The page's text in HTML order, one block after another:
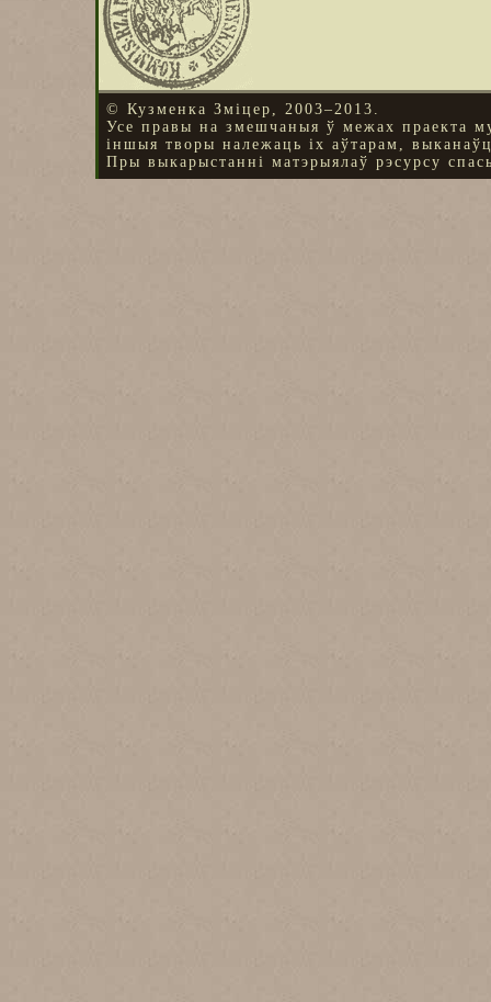
© Кузменка Зміцер, 2003–2013.
Усе правы на змешчаныя ў межах праекта
іншыя творы належаць іх аўтарам,
Пры выкарыстанні матэрыялаў рэсурсу